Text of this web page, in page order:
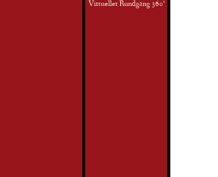
Virtueller Rundgang 360°